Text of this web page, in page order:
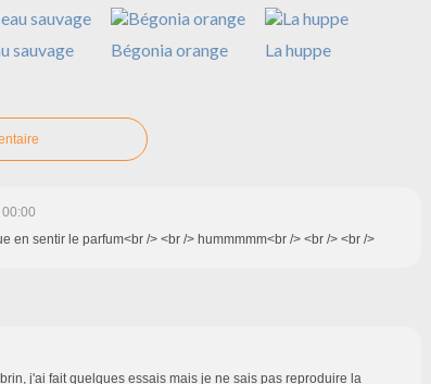
sauvage Bégonia orange La huppe
en sentir le parfum<br /> <br /> hummmmm<br /> <br /> <br />
j'ai fait quelques essais mais je ne sais pas reproduire la